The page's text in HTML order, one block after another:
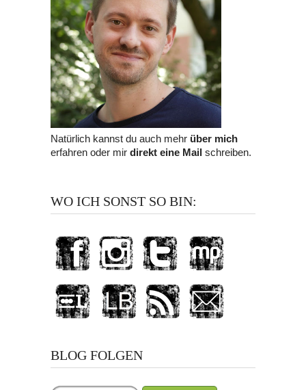
Natürlich kannst du auch mehr über mich
erfahren oder mir direkt eine Mailschreiben.
WO ICH SONST SO BIN:
BLOG FOLGEN